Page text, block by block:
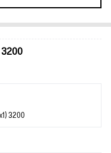
3200